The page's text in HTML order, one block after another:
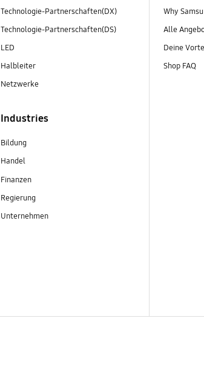
Technologie-Partnerschaften(DX)
Technologie-Partnerschaften(DS)
LED
Halbleiter
Netzwerke
Industries
Bildung
Handel
Finanzen
Regierung
Unternehmen
Why
Alle
Deine
Shop FAQ